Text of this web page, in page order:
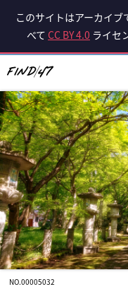
このサイトはアーカイ
べて CC BY 4.0 ライセ
NO.00005032